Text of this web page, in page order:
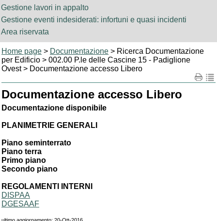
Gestione lavori in appalto
Gestione eventi indesiderati: infortuni e quasi incidenti
Area riservata
Home page > Documentazione > Ricerca Documentazione
per Edificio > 002.00 P.le delle Cascine 15 - Padiglione
Ovest > Documentazione accesso Libero
Documentazione accesso Libero
Documentazione disponibile
PLANIMETRIE GENERALI
Piano seminterrato
Piano terra
Primo piano
Secondo piano
REGOLAMENTI INTERNI
DISPAA
DGESAAF